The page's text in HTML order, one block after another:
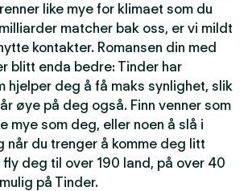
like mye for klimaet som du
matcher bak oss, er vi mildt
kontakter. Romansen din med
blitt enda bedre: Tinder har
hjelper deg å få maks synlighet, slik
øye på deg også. Finn venner som
mye som deg, eller noen å slå i
når du trenger å komme deg litt
fly deg til over 190 land, på over 40
på Tinder.